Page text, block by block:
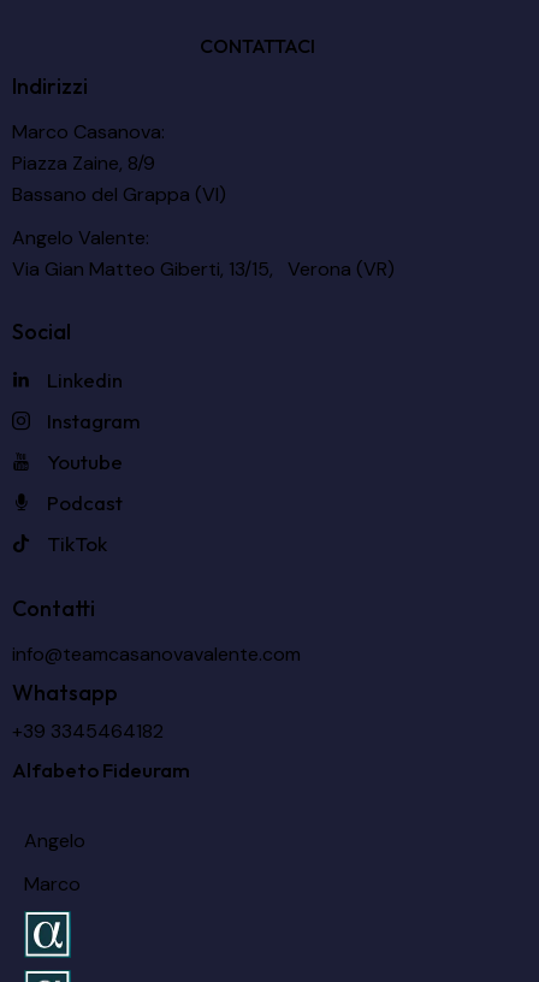
CONTATTACI
Indirizzi
Marco Casanova:
Piazza Zaine, 8/9
Bassano del Grappa (VI)
Angelo Valente:
Via Gian Matteo Giberti, 13/15, Verona (VR)
Social
Linkedin
Instagram
Youtube
Podcast
TikTok
Contatti
info@teamcasanovavalente.com
Whatsapp
+39 3345464182
Alfabeto Fideuram
Angelo
Marco